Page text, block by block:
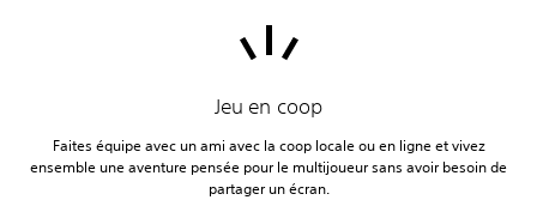
Jeu en coop
Faites équipe avec un ami avec la coop locale ou en ligne et vivez
ensemble une aventure pensée pour le multijoueur sans avoir besoin de
partager un écran.